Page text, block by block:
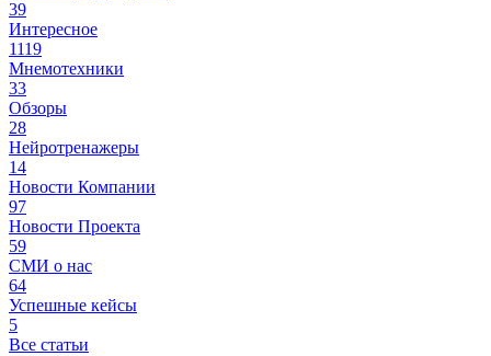
39
Интересное
1119
Мнемотехники
33
Обзоры
28
Нейротренажеры
14
Новости Компании
97
Новости Проекта
59
СМИ о нас
64
Успешные кейсы
5
Все статьи